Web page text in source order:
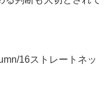
パターンと中止
生活習慣がそのまま
ています。つまり、